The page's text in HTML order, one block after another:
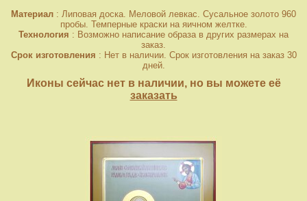
Материал : Липовая доска. Меловой левкас. Сусальное золото 960
пробы. Темперные краски на яичном желтке.
Технология : Возможно написание образа в других размерах на
заказ.
Срок изготовления : Нет в наличии. Срок изготовления на заказ 30
дней.
Иконы сейчас нет в наличии, но вы можете её
заказать